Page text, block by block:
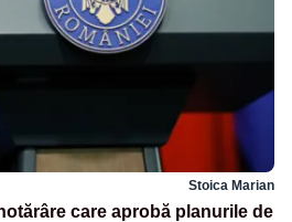
Stoica Marian
care aprobă planurile de